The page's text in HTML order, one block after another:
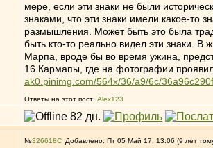
мере, если эти знаки не были
знаками, что эти знаки имели какое-то
размышления. Может быть это была
быть кто-то реально видел эти знаки.
Марпа, вроде бы во время ужина,
16 Кармапы, где на фотографии
ak0.pinimg.com/564x/36/a9/6c/
Ответы на этот пост: Alex123
№326618 Добавлено: Пт 05 Май 17, 13:06 (9 лет